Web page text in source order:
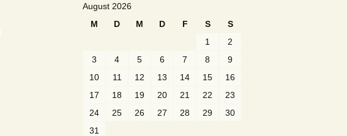
August 2026
M
D M D F S
S
1
2
3
4 5 6 7 8
9
10
11 12 13 14 15
16
17
18 19 20 21 22
23
24
25 26 27 28 29
30
31